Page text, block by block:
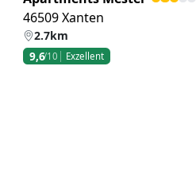
46509 Xanten
2.7km
9,6/10 Exzellent